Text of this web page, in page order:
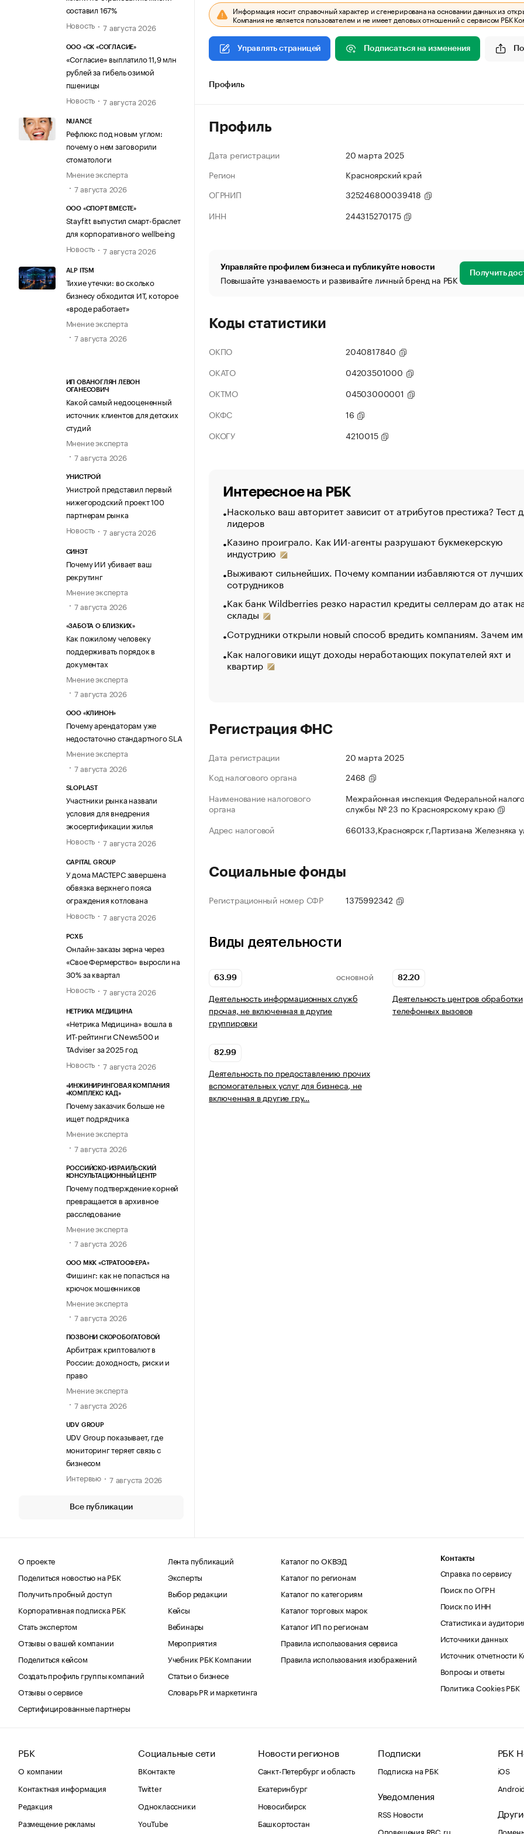
составил 167%
Новость
7 августа 2026
ООО «СК «СОГЛАСИЕ»
«Согласие» выплатило 11,9 млн
рублей за гибель озимой
пшеницы
Новость
7 августа 2026
NUANCE
Рефлюкс под новым углом:
почему о нем заговорили
стоматологи
Мнение эксперта
7 августа 2026
ООО «СПОРТ ВМЕСТЕ»
Stayfitt выпустил смарт-браслет
для корпоративного wellbeing
Новость
7 августа 2026
ALP ITSM
Тихие утечки: во сколько
бизнесу обходится ИТ, которое
«вроде работает»
Мнение эксперта
7 августа 2026
ИП ОВАНОГЛЯН ЛЕВОН
ОГАНЕСОВИЧ
Какой самый недооцененный
источник клиентов для детских
студий
Мнение эксперта
7 августа 2026
УНИСТРОЙ
Унистрой представил первый
нижегородский проект 100
партнерам рынка
Новость
7 августа 2026
СИНЭТ
Почему ИИ убивает ваш
рекрутинг
Мнение эксперта
7 августа 2026
«ЗАБОТА О БЛИЗКИХ»
Как пожилому человеку
поддерживать порядок в
документах
Мнение эксперта
7 августа 2026
ООО «КЛИНОН»
Почему арендаторам уже
недостаточно стандартного SLA
Мнение эксперта
7 августа 2026
SLOPLAST
Участники рынка назвали
условия для внедрения
экосертификации жилья
Новость
7 августа 2026
CAPITAL GROUP
У дома МАСТЕРС завершена
обвязка верхнего пояса
ограждения котлована
Новость
7 августа 2026
РСХБ
Онлайн-заказы зерна через
«Свое Фермерство» выросли на
30% за квартал
Новость
7 августа 2026
НЕТРИКА МЕДИЦИНА
«Нетрика Медицина» вошла в
ИТ-рейтинги CNews500 и
TAdviser за 2025 год
Новость
7 августа 2026
«ИНЖИНИРИНГОВАЯ КОМПАНИЯ
«КОМПЛЕКС КАД»
Почему заказчик больше не
ищет подрядчика
Мнение эксперта
7 августа 2026
РОССИЙСКО-ИЗРАИЛЬСКИЙ
КОНСУЛЬТАЦИОННЫЙ ЦЕНТР
Почему подтверждение корней
превращается в архивное
расследование
Мнение эксперта
7 августа 2026
ООО МКК «СТРАТОСФЕРА»
Фишинг: как не попасться на
крючок мошенников
Мнение эксперта
7 августа 2026
ПОЗВОНИ СКОРОБОГАТОВОЙ
Арбитраж криптовалют в
России: доходность, риски и
право
Мнение эксперта
7 августа 2026
UDV GROUP
UDV Group показывает, где
мониторинг теряет связь с
бизнесом
Интервью
7 августа 2026
Все публикации
Информация носит справочный характер и сгенерирована на основании данных из
Компания не является пользователем и не имеет деловых отношений с сервисом РБК
Управлять страницей Подписаться на изменения
Профиль
Профиль
Дата регистрации
20 марта 2025
Регион
Красноярский край
ОГРНИП
325246800039418
ИНН
244315270175
Управляйте профилем бизнеса и публикуйте новости
Повышайте узнаваемость и развивайте личный бренд на РБК Получить
Коды статистики
ОКПО
2040817840
ОКАТО
04203501000
ОКТМО
04503000001
ОКФС
16
ОКОГУ
4210015
Интересное на РБК
Насколько ваш авторитет зависит от атрибутов престижа? Тест
лидеров
Казино проиграло. Как ИИ-агенты разрушают букмекерскую
индустрию
Выживают сильнейших. Почему компании избавляются от лучших
сотрудников
Как банк Wildberries резко нарастил кредиты селлерам до атак
склады
Сотрудники открыли новый способ вредить компаниям. Зачем
Как налоговики ищут доходы неработающих покупателей яхт и
квартир
Регистрация ФНС
Дата регистрации
20 марта 2025
Код налогового органа
2468
Наименование налогового
органа
Межрайонная инспекция Федеральной
службы № 23 по Красноярскому краю
Адрес налоговой
660133,Красноярск г,Партизана Железняка
Социальные фонды
Регистрационный номер СФР 1375992342
Виды деятельности
63.99 ОСНОВНОЙ
Деятельность информационных служб
прочая, не включенная в другие
группировки
82.20
Деятельность центров обработки
телефонных вызовов
82.99
Деятельность по предоставлению прочих
вспомогательных услуг для бизнеса, не
включенная в другие гру…
О проекте
Поделиться новостью на РБК
Получить пробный доступ
Корпоративная подписка РБК
Стать экспертом
Отзывы о вашей компании
Поделиться кейсом
Создать профиль группы компаний
Отзывы о сервисе
Сертифицированные партнеры
Лента публикаций
Эксперты
Выбор редакции
Кейсы
Вебинары
Мероприятия
Учебник РБК Компании
Статьи о бизнесе
Словарь PR и маркетинга
Каталог по ОКВЭД
Каталог по регионам
Каталог по категориям
Каталог торговых марок
Каталог ИП по регионам
Правила использования сервиса
Правила использования изображений
Контакты
Справка по сервису
Поиск по ОГРН
Поиск по ИНН
Статистика и
Источники данных
Источник отчетности
Вопросы и ответы
Политика Cookies РБК
РБК
О компании
Контактная информация
Редакция
Размещение рекламы
Социальные сети
ВКонтакте
Twitter
Одноклассники
YouTube
Новости регионов
Санкт-Петербург и область
Екатеринбург
Новосибирск
Башкортостан
Подписки
Подписка на РБК
Уведомления
RSS Новости
Оповещения RBC.ru
РБК
iOS